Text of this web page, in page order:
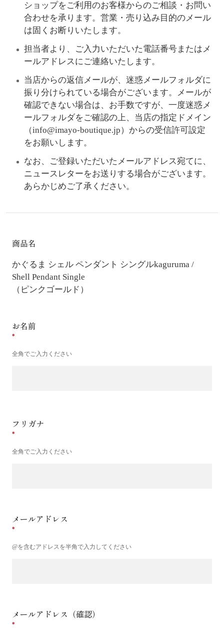
ショップをご利用のお客様からのご相談・お問い
合わせを承ります。営業・売り込み目的のメール
は固くお断りいたします。
担当者より、ご入力いただいた電話番号またはメ
ールアドレスにご連絡いたします。
当店からの返信メールが、迷惑メールフォルダに
振り分けられている場合がございます。メールが
確認できない場合は、お手数ですが、一度迷惑メ
ールフォルダをご確認の上、当店の指定ドメイン
（info@imayo-boutique.jp）からの受信許可設定
をお願いします。
なお、ご登録いただいたメールアドレス宛てに、
ニュースレターをお送りする場合がございます。
あらかじめご了承ください。
商品名
かぐるま シェル ペンダント シングルkaguruma /
Shell Pendant Single
（ピンクゴールド）
お名前
全角でご入力ください
フリガナ
全角でご入力ください
メールアドレス
@を含むアドレスを半角で入力してください
メールアドレス（確認）